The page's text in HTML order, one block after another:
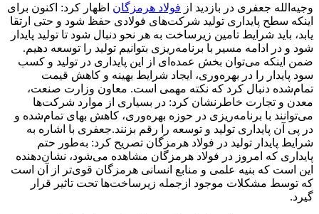
وجیه‌الله جعفری در بازدید از فولاد هرمزگان اظهار کرد: اکنون برای
اینکه سطح پایداری تولید شرکت‌های فولادی حفظ شود و حتی ارتقا
یابد، باید شرایط تامین زیرساخت به هر نحو دنبال شود تا تولید پایدار
شود و در ادامه مسیر با برنامه‌ریزی بتوانیم تولید را توسعه دهیم.
ضمن اینکه می‌توان بخش عمده‌ای از این پایداری در تولید و کسب
سود پایدار را در بهره‌وری، ایجاد شرایط بهینه و کاهش قیمت
تمام‌شده دنبال کرد که نکته مهمی است. معاون وزارت صنعت،
معدن و تجارت خاطرنشان کرد: در بسیاری از موارد شرکت‌ها
می‌توانند با برنامه‌ریزی در حوزه بهره‌وری، کاهش بهای تمام‌شده و
در پی آن پایداری تولید و توسعه را رقم بزنند.جعفری با اشاره به
شرایط پایدار تولید در فولاد هرمزگان تصریح کرد: به‌طور حتم
پایداری که امروز در فولاد هرمزگان مشاهده می‌شود، نشان‌دهنده
این است که بنیه علمی و منابع انسانی هرمزگان قوی‌تر از آن است
که توسط مشکلات موجود ازجمله زیرساخت‌ها تحت تاثیر قرار
گیرد.